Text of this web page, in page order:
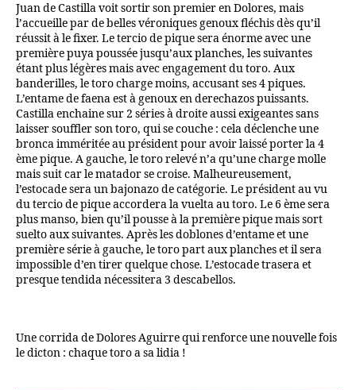
Juan de Castilla voit sortir son premier en Dolores, mais
l’accueille par de belles véroniques genoux fléchis dès qu’il
réussit à le fixer. Le tercio de pique sera énorme avec une
première puya poussée jusqu’aux planches, les suivantes
étant plus légères mais avec engagement du toro. Aux
banderilles, le toro charge moins, accusant ses 4 piques.
L’entame de faena est à genoux en derechazos puissants.
Castilla enchaine sur 2 séries à droite aussi exigeantes sans
laisser souffler son toro, qui se couche : cela déclenche une
bronca imméritée au président pour avoir laissé porter la 4
ème pique. A gauche, le toro relevé n’a qu’une charge molle
mais suit car le matador se croise. Malheureusement,
l’estocade sera un bajonazo de catégorie. Le président au vu
du tercio de pique accordera la vuelta au toro. Le 6 ème sera
plus manso, bien qu’il pousse à la première pique mais sort
suelto aux suivantes. Après les doblones d’entame et une
première série à gauche, le toro part aux planches et il sera
impossible d’en tirer quelque chose. L’estocade trasera et
presque tendida nécessitera 3 descabellos.
Une corrida de Dolores Aguirre qui renforce une nouvelle fois
le dicton : chaque toro a sa lidia !